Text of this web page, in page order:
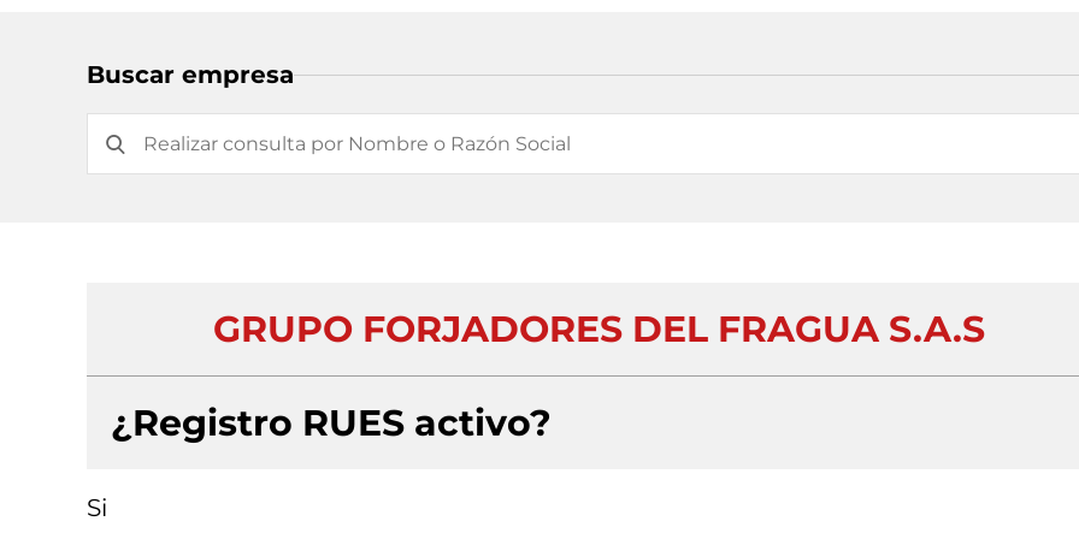
Buscar empresa
GRUPO FORJADORES DEL FRAGUA S.A.S
¿Registro RUES activo?
Si